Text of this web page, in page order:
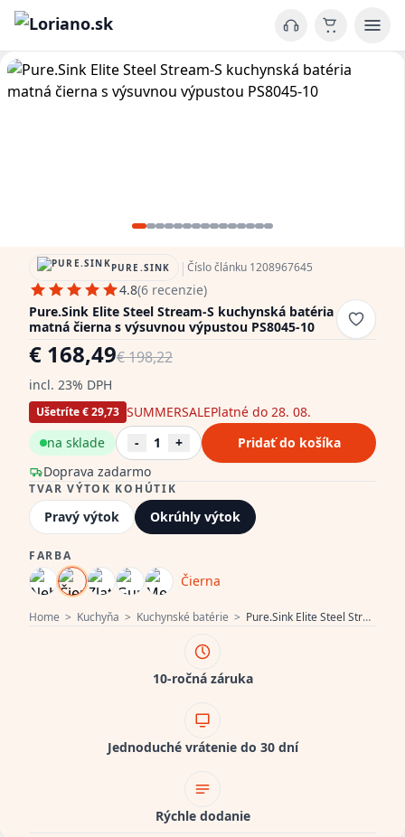
Home > Kuchyňa > Kuchynské batérie > Pure.Sink Elite Steel Stream-S kuchynská batéria matná čierna s výsuvnou výpustou PS8045-10
PURE.SINK | Číslo článku 1208967645
4.8(6 recenzie)
Pure.Sink Elite Steel Stream-S kuchynská batéria
matná čierna s výsuvnou výpustou PS8045-10
€ 168,49€ 198,22
incl. 23% DPH
Ušetríte € 29,73 SUMMERSALEPlatné do 28. 08.
Doprava zadarmo
na sklade - 1 + Pridať do košíka
TVAR VÝTOK KOHÚTIK
Pravý výtok Okrúhly výtok
FARBA
Čierna
10-ročná záruka
Jednoduché vrátenie do 30 dní
Rýchle dodanie